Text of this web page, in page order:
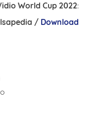
World Cup 2022:
/ Download
application.